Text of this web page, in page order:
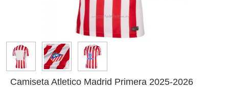
Camiseta Atletico Madrid Primera 2025-2026